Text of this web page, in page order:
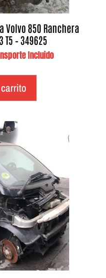
Volvo 850 Ranchera
– 349625
Incluido